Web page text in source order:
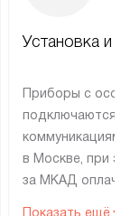
Установка и
Приборы с
подключаются к
коммуникациям
в Москве, при
за МКАД
Показать ещё